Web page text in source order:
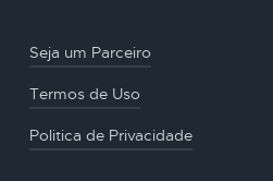
Seja um Parceiro
Termos de Uso
Politica de Privacidade